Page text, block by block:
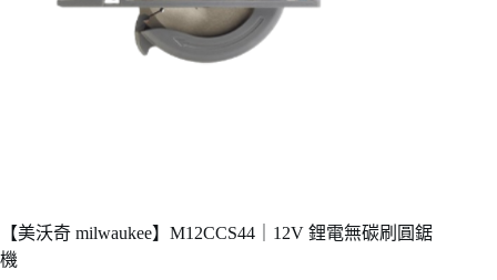
【美沃奇 milwaukee】M12CCS44｜12V 鋰電無碳刷圓鋸
機